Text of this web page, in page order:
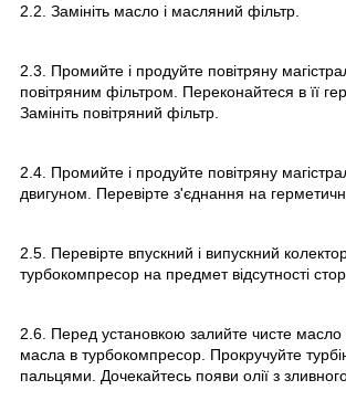
2.2. Замініть масло і масляний фільтр.
2.3. Промийте і продуйте повітряну
повітряним фільтром. Переконайтеся в її
Замініть повітряний фільтр.
2.4. Промийте і продуйте повітряну
двигуном. Перевірте з'єднання на
2.5. Перевірте впускний і випускний
турбокомпресор на предмет відсутності
2.6. Перед установкою залийте чисте масло
масла в турбокомпресор. Прокручуйте
пальцями. Дочекайтесь появи олії з